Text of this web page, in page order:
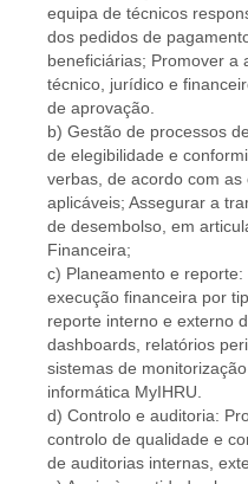
equipa de técnicos
dos pedidos de
beneficiárias; Promover a
técnico, jurídico e
de aprovação.
b) Gestão de processos
de elegibilidade e
verbas, de acordo com
aplicáveis; Assegurar a
de desembolso, em
Financeira;
c) Planeamento e
execução financeira por
reporte interno e externo
dashboards, relatórios
sistemas de
informática MyIHRU.
d) Controlo e auditoria:
controlo de qualidade e
de auditorias internas,